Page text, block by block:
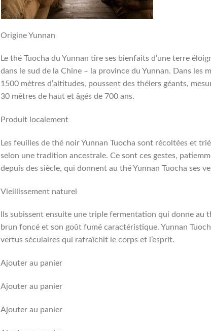
Origine Yunnan
Le thé Tuocha du Yunnan tire ses bienfaits d’une terre
dans le sud de la Chine – la province du Yunnan. Dans les
1500 mètres d’altitudes, poussent des théiers géants,
30 mètres de haut et âgés de 700 ans.
Produit localement
Les feuilles de thé noir Yunnan Tuocha sont récoltées et
selon une tradition ancestrale. Ce sont ces gestes,
depuis des siècle, qui donnent au thé Yunnan Tuocha ses
Vieillissement naturel
Ils subissent ensuite une triple fermentation qui donne au
brun foncé et son goût fumé caractéristique. Yunnan
vertus séculaires qui rafraîchit le corps et l’esprit.
Ajouter au panier
Ajouter au panier
Ajouter au panier